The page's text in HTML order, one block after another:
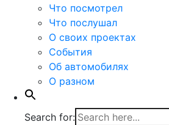
Что посмотрел
Что послушал
О своих проектах
События
Об автомобилях
О разном
Search for: